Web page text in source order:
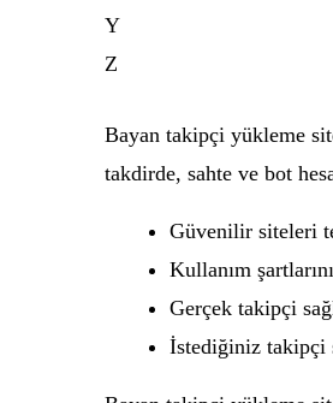
Y
Z
Bayan takipçi yükleme
takdirde, sahte ve bot
Güvenilir siteleri
Kullanım
Gerçek takipçi
İstediğiniz takipçi